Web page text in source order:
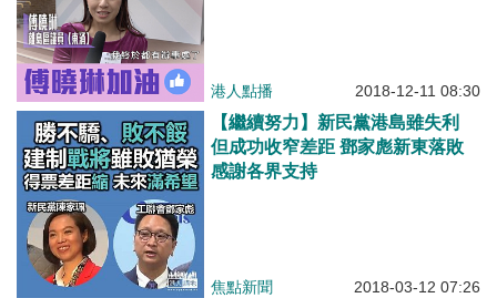
港人點播 2018-12-11 08:30
【繼續努力】新民黨港島雖失利
但成功收窄差距 鄧家彪新東落敗
感謝各界支持
焦點新聞 2018-03-12 07:26